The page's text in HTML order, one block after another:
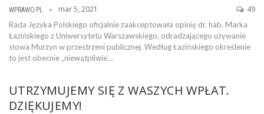
WPRAWO.PL mar 5, 2021 49
Rada Języka Polskiego oficjalnie zaakceptowała opinię dr. hab. Marka
Łazińskiego z Uniwersytetu Warszawskiego, odradzającego używanie
słowa Murzyn w przestrzeni publicznej. Według Łazińskiego określenie
to jest obecnie „niewątpliwie…
UTRZYMUJEMY SIĘ Z WASZYCH WPŁAT.
DZIĘKUJEMY!